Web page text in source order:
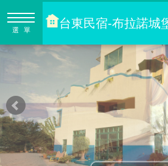
選單 台東民宿-布拉諾城